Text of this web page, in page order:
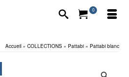
0
Accueil » COLLECTIONS » Pattabi » Pattabi blanc